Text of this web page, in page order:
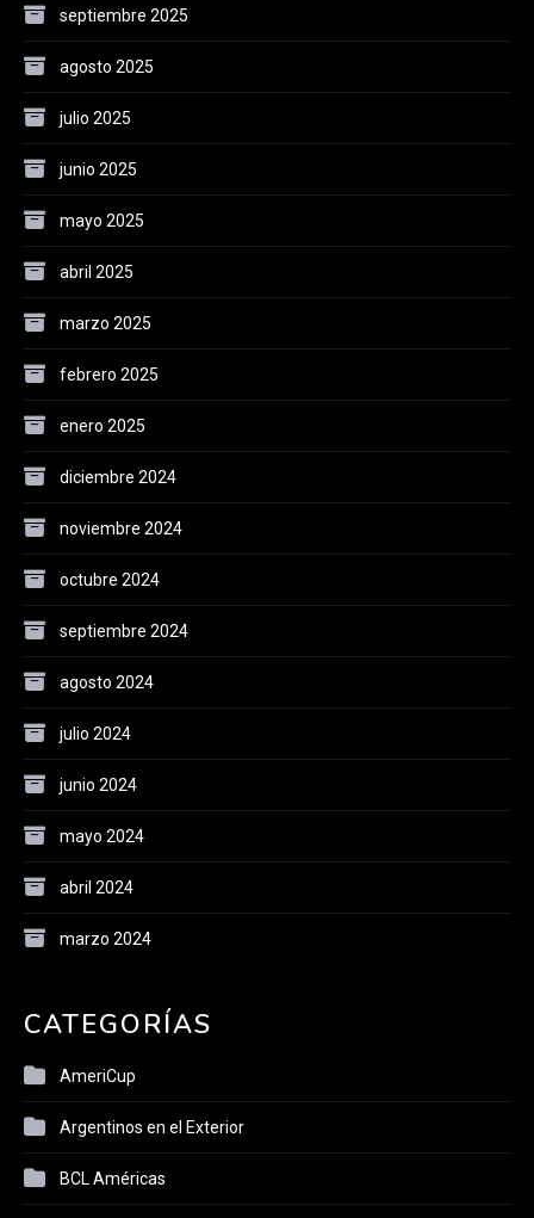
septiembre 2025
agosto 2025
julio 2025
junio 2025
mayo 2025
abril 2025
marzo 2025
febrero 2025
enero 2025
diciembre 2024
noviembre 2024
octubre 2024
septiembre 2024
agosto 2024
julio 2024
junio 2024
mayo 2024
abril 2024
marzo 2024
CATEGORÍAS
AmeriCup
Argentinos en el Exterior
BCL Américas